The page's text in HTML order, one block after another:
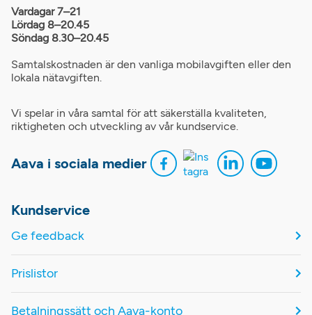
Vardagar 7–21
Lördag 8–20.45
Söndag 8.30–20.45
Samtalskostnaden är den vanliga mobilavgiften eller den
lokala nätavgiften.
Vi spelar in våra samtal för att säkerställa kvaliteten,
riktigheten och utveckling av vår kundservice.
Aava i sociala medier
Kundservice
Ge feedback
Prislistor
Betalningssätt och Aava-konto